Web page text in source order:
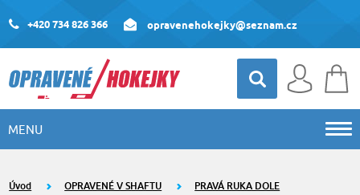
+420 734 826 366 opravenehokejky@seznam.cz
MENU
Úvod OPRAVENÉ V SHAFTU
PRAVÁ RUKA DOLE